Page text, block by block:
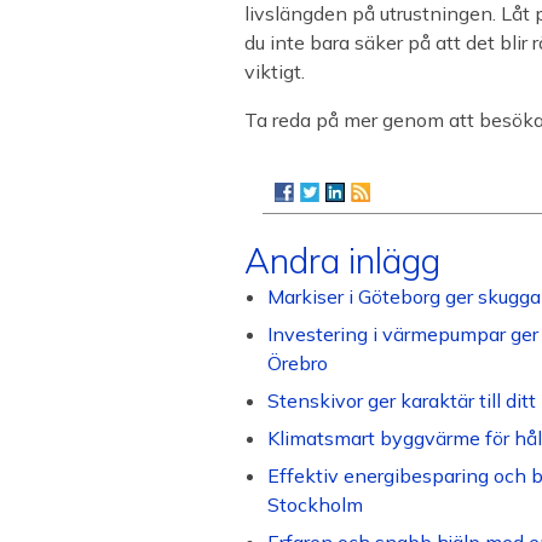
livslängden på utrustningen. Låt
du inte bara säker på att det blir
viktigt.
Ta reda på mer genom att
Andra inlägg
Markiser i Göteborg ger
Investering i värmepumpar
Örebro
Stenskivor ger karaktär till ditt
Klimatsmart byggvärme för
Effektiv energibesparing och
Stockholm